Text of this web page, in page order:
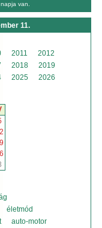
napja van.
11.
2011
2012
2018
2019
2025 2026
életmód
auto-motor